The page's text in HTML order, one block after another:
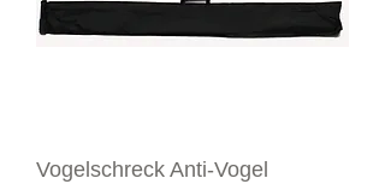
Vogelschreck Anti-Vogel